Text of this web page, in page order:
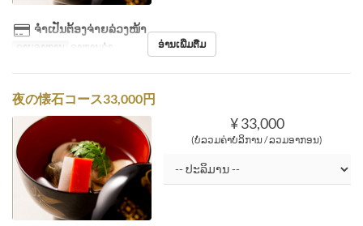
ຈຳເປັນຕ້ອງຈ່າຍລ່ວງໜ້າ
ຄາບອາຫານ ອາຫານຄ່ຳ ອ່ານເພີ່ມຕື່ມ
夜の懐石コース33,000円
¥ 33,000
(ບໍ່ລວມຄ່າບໍລິການ / ລວມອາກອນ)